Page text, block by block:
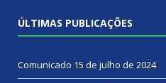
ÚLTIMAS PUBLICAÇÕES
Comunicado 15 de julho de 2024